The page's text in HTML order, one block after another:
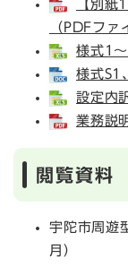
【別紙
（PDFファ
様式1
様式S1
設定内
業務説
閲覧資料
宇陀市周遊
月）